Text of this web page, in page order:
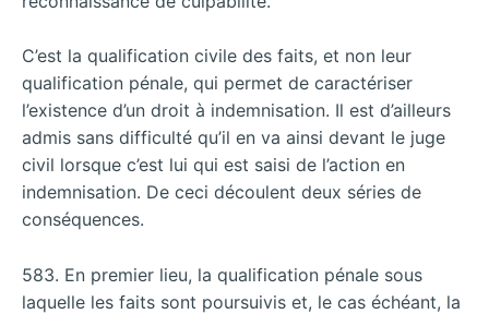
C’est la qualification civile des faits, et non leur
qualification pénale, qui permet de caractériser
l’existence d’un droit à indemnisation. Il est d’ailleurs
admis sans difficulté qu’il en va ainsi devant le juge
civil lorsque c’est lui qui est saisi de l’action en
indemnisation. De ceci découlent deux séries de
conséquences.
583. En premier lieu, la qualification pénale sous
laquelle les faits sont poursuivis et, le cas échéant, la